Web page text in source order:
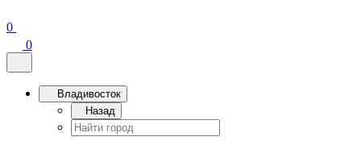
0
0
Владивосток
Назад